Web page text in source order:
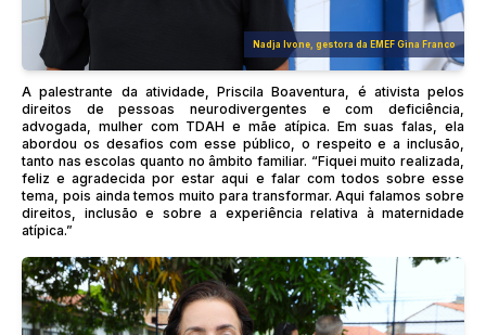
Nadja Ivone, gestora da EMEF Gina Franco
A palestrante da atividade, Priscila Boaventura, é ativista pelos
direitos de pessoas neurodivergentes e com deficiência,
advogada, mulher com TDAH e mãe atípica. Em suas falas, ela
abordou os desafios com esse público, o respeito e a inclusão,
tanto nas escolas quanto no âmbito familiar. “Fiquei muito realizada,
feliz e agradecida por estar aqui e falar com todos sobre esse
tema, pois ainda temos muito para transformar. Aqui falamos sobre
direitos, inclusão e sobre a experiência relativa à maternidade
atípica.”